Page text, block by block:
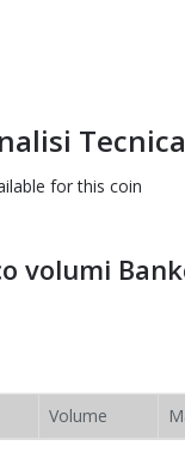
Tecnica
for this coin
volumi
Volume